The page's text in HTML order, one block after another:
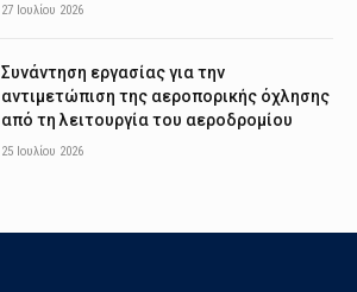
27 Ιουλίου 2026
Συνάντηση εργασίας για την
αντιμετώπιση της αεροπορικής όχλησης
από τη λειτουργία του αεροδρομίου
25 Ιουλίου 2026